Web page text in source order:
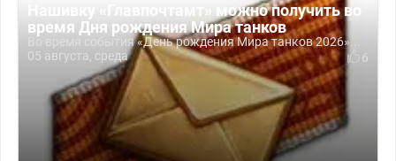
Нашивку «Главпочтамт» можно получить во
время Дня рождения Мира танков
Во время события «День рождения Мира танков 2026»...
05 августа, среда
6